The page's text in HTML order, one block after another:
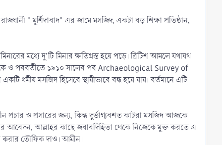
" মুর্শিদাবাদ" এর জামে মসজিদ, একটা বড় শিক্ষা প্রতিষ্ঠান,
মধ্যে দু'টি মিনার ক্ষতিগ্রস্ত হয়ে পড়ে। ব্রিটিশ আমলে যথাযথ
দিকে ও পরবর্তীতে ১৯১০ সালের পর Archaeological Survey of
মসজিদ হিসেবে স্থায়ীভাবে বন্ধ হয়ে যায়। বর্তমানে এটি
ও প্রসারের জন্য, কিন্তু দুর্ভাগ্যবশত কাটরা মসজিদ আজকে
আবেদন, আল্লাহর কাছে জবাবদিহিতা থেকে নিজেকে মুক্ত করতে এ
করার তৌফিক দাও। আমীন।